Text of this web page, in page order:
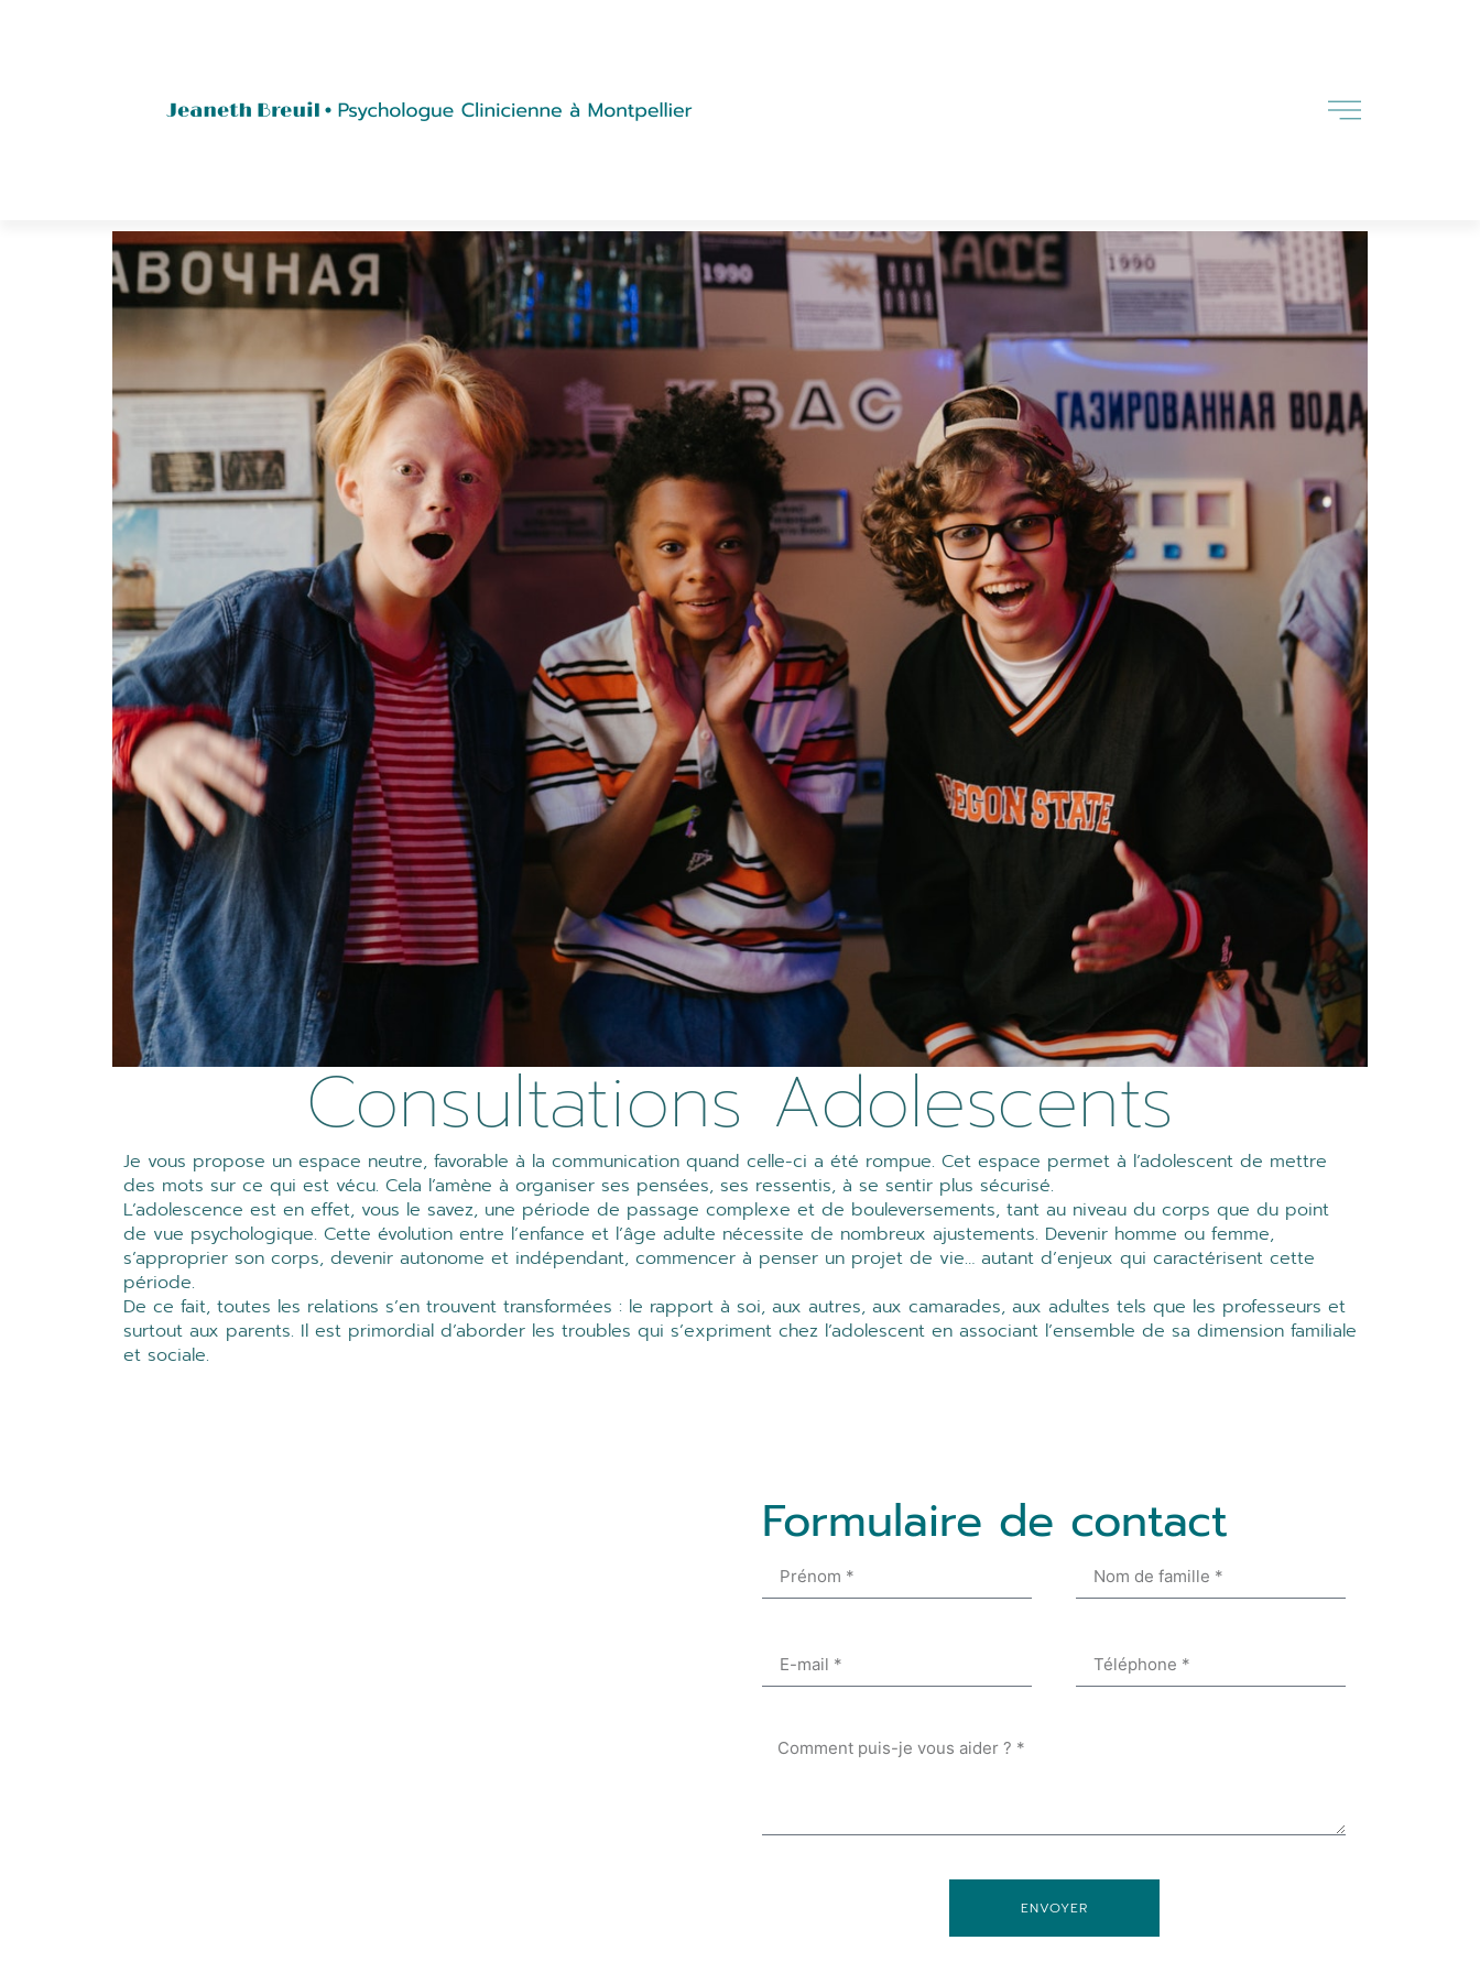
Consultations Adolescents
Je vous propose un espace neutre, favorable à la communication quand celle-ci a été rompue. Cet espace permet à l’adolescent de mettre
des mots sur ce qui est vécu. Cela l’amène à organiser ses pensées, ses ressentis, à se sentir plus sécurisé.
L’adolescence est en effet, vous le savez, une période de passage complexe et de bouleversements, tant au niveau du corps que du point
de vue psychologique. Cette évolution entre l’enfance et l’âge adulte nécessite de nombreux ajustements. Devenir homme ou femme,
s’approprier son corps, devenir autonome et indépendant, commencer à penser un projet de vie… autant d’enjeux qui caractérisent cette
période.
De ce fait, toutes les relations s’en trouvent transformées : le rapport à soi, aux autres, aux camarades, aux adultes tels que les professeurs et
surtout aux parents. Il est primordial d’aborder les troubles qui s’expriment chez l’adolescent en associant l’ensemble de sa dimension familiale
et sociale.
Formulaire de contact
ENVOYER